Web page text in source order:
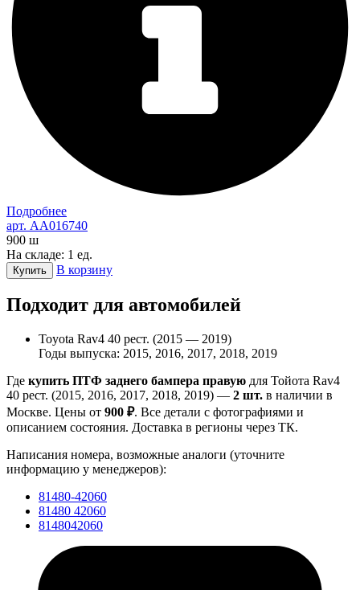
Подробнее
арт. AA016740
900 ш
На складе: 1 ед.
Купить В корзину
Подходит для автомобилей
Toyota Rav4 40 рест. (2015 — 2019)
Годы выпуска: 2015, 2016, 2017, 2018, 2019
Где купить ПТФ заднего бампера правую для Тойота Rav4
40 рест. (2015, 2016, 2017, 2018, 2019) — 2 шт. в наличии в
Москве. Цены от 900 ₽. Все детали с фотографиями и
описанием состояния. Доставка в регионы через ТК.
Написания номера, возможные аналоги (уточните
информацию у менеджеров):
81480-42060
81480 42060
8148042060